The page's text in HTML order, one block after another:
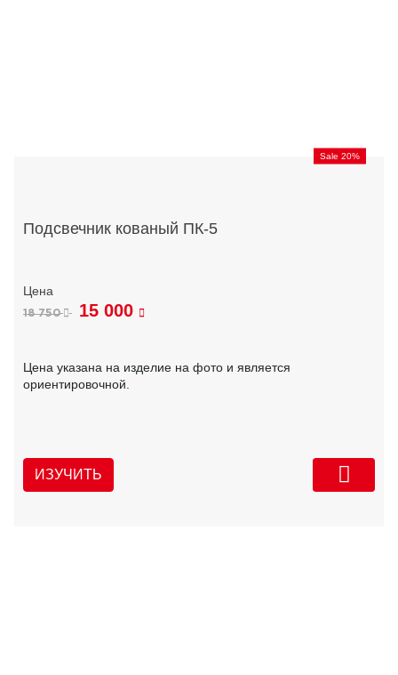
Sale 20%
Подсвечник кованый ПК-5
18 750 15 000
Цена указана на изделие на фото и является
ориентировочной.
ИЗУЧИТЬ